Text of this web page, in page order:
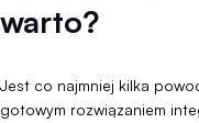
warto?
Jest co najmniej kilka
gotowym rozwiązaniem